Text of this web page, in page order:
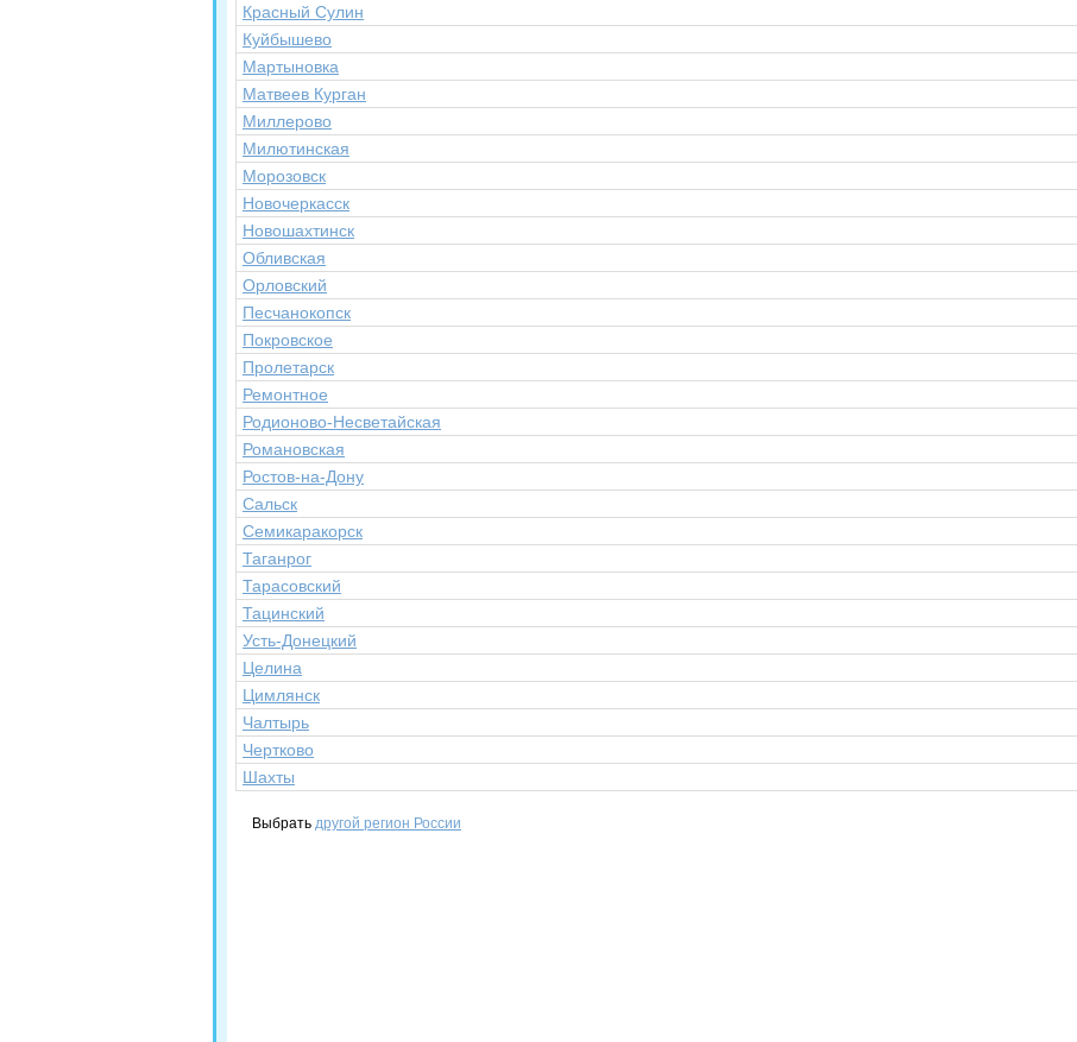
Красный Сулин
Куйбышево
Мартыновка
Матвеев Курган
Миллерово
Милютинская
Морозовск
Новочеркасск
Новошахтинск
Обливская
Орловский
Песчанокопск
Покровское
Пролетарск
Ремонтное
Родионово-Несветайская
Романовская
Ростов-на-Дону
Сальск
Семикаракорск
Таганрог
Тарасовский
Тацинский
Усть-Донецкий
Целина
Цимлянск
Чалтырь
Чертково
Шахты
Выбрать другой регион России